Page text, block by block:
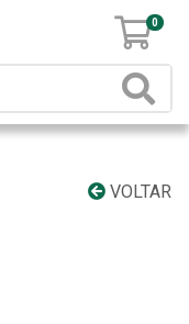
0
VOLTAR